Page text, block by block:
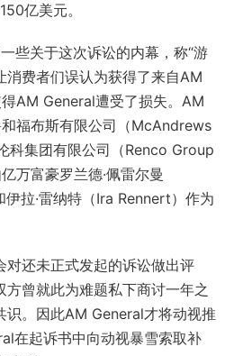
亿美元。
些关于这次诉讼的内幕，称“游
消费者们误认为获得了来自AM
AM General遭受了损失。AM
福布斯有限公司（McAndrews
科集团有限公司（Renco Group
万富豪罗兰德·佩雷尔曼
伊拉·雷纳特（Ira Rennert）作为
对还未正式发起的诉讼做出评
曾就此为难题私下商讨一年之
识。因此AM General才将动视推
在起诉书中向动视暴雪索取补